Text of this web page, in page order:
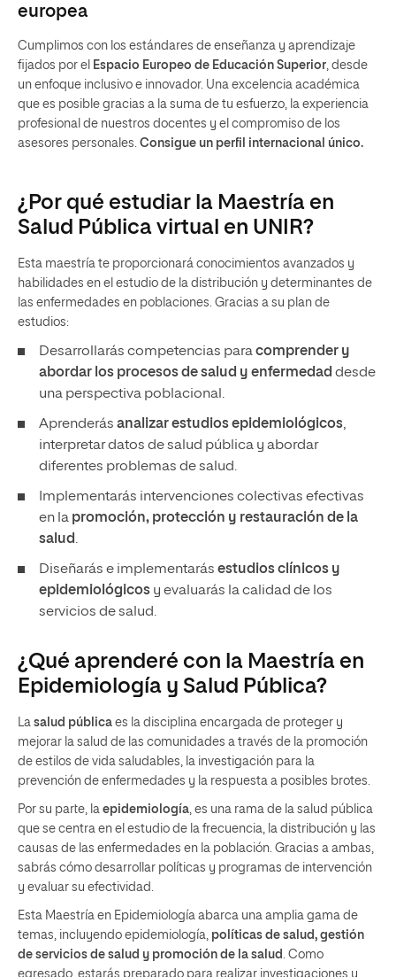
europea
Cumplimos con los estándares de enseñanza y aprendizaje
fijados por el Espacio Europeo de Educación Superior, desde
un enfoque inclusivo e innovador. Una excelencia académica
que es posible gracias a la suma de tu esfuerzo, la experiencia
profesional de nuestros docentes y el compromiso de los
asesores personales. Consigue un perfil internacional único.
¿Por qué estudiar la Maestría en
Salud Pública virtual en UNIR?
Esta maestría te proporcionará conocimientos avanzados y
habilidades en el estudio de la distribución y determinantes de
las enfermedades en poblaciones. Gracias a su plan de
estudios:
Desarrollarás competencias paracomprender y
abordar los procesos de salud y enfermedad desde
una perspectiva poblacional.
Aprenderás analizar estudios epidemiológicos,
interpretar datos de salud pública y abordar
diferentes problemas de salud.
Implementarás intervenciones colectivas efectivas
en la promoción, protección y restauración de la
salud.
Diseñarás e implementarás estudios clínicos y
epidemiológicos y evaluarás la calidad de los
servicios de salud.
¿Qué aprenderé con la Maestría en
Epidemiología y Salud Pública?
La salud pública es la disciplina encargada de proteger y
mejorar la salud de las comunidades a través de la promoción
de estilos de vida saludables, la investigación para la
prevención de enfermedades y la respuesta a posibles brotes.
Por su parte, la epidemiología, es una rama de la salud pública
que se centra en el estudio de la frecuencia, la distribución y las
causas de las enfermedades en la población. Gracias a ambas,
sabrás cómo desarrollar políticas y programas de intervención
y evaluar su efectividad.
Esta Maestría en Epidemiología abarca una amplia gama de
temas, incluyendo epidemiología, políticas de salud, gestión
de servicios de salud y promoción de la salud . Como
egresado, estarás preparado para realizar investigaciones y